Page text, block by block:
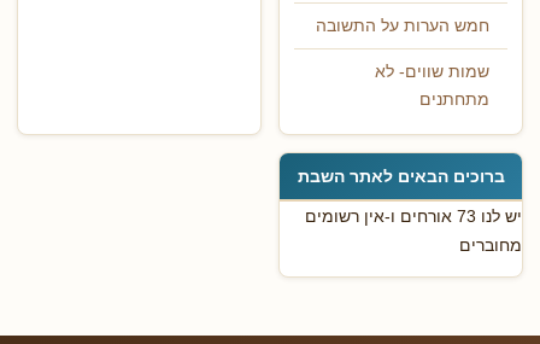
חמש הערות על התשובה
שמות שווים- לא
מתחתנים
ברוכים הבאים לאתר השבת
יש לנו 73 אורחים ו-אין רשומים
מחוברים